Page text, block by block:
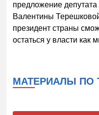
предложение
Валентины
президент страны
остаться у власти как
МАТЕРИАЛЫ ПО